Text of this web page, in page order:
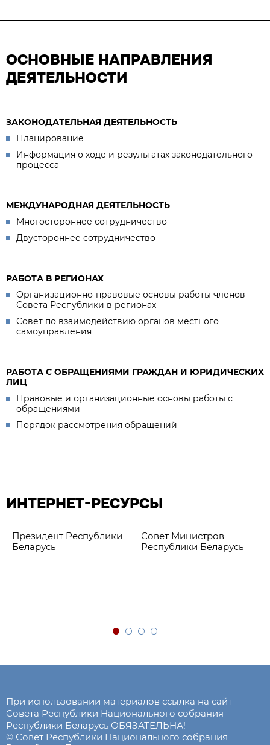
ОСНОВНЫЕ НАПРАВЛЕНИЯ
ДЕЯТЕЛЬНОСТИ
ЗАКОНОДАТЕЛЬНАЯ ДЕЯТЕЛЬНОСТЬ
Планирование
Информация о ходе и результатах законодательного
процесса
МЕЖДУНАРОДНАЯ ДЕЯТЕЛЬНОСТЬ
Многостороннее сотрудничество
Двустороннее сотрудничество
РАБОТА В РЕГИОНАХ
Организационно-правовые основы работы членов
Совета Республики в регионах
Совет по взаимодействию органов местного
самоуправления
РАБОТА С ОБРАЩЕНИЯМИ ГРАЖДАН И ЮРИДИЧЕСКИХ
ЛИЦ
Правовые и организационные основы работы с
обращениями
Порядок рассмотрения обращений
ИНТЕРНЕТ-РЕСУРСЫ
Президент Республики
Беларусь
Совет Министров
Республики Беларусь
При использовании материалов ссылка на сайт
Совета Республики Национального собрания
Республики Беларусь ОБЯЗАТЕЛЬНА!
© Совет Республики Национального собрания